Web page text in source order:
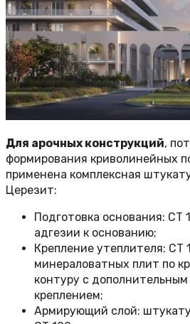
Для арочных конструкций,
формирования криволинейных
применена комплексная
Церезит:
Подготовка основания: СТ
адгезии к основанию;
Крепление утеплителя: СТ
минераловатных плит по
контуру с
креплением;
Армирующий слой: